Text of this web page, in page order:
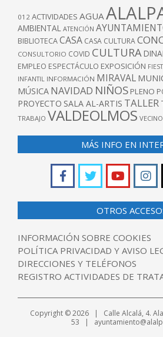
012 ACTIVIDADES AGUA
AMBIENTAL ATENCIÓN
BIBLIOTECACASA CASA CULTURA
CONSULTORIO COVID CULTURA
EMPLEO ESPECTÁCULO EXPOSICIÓN
INFANTIL INFORMACIÓN MIRAVAL
MÚSICA NAVIDAD NIÑOS PLENO
PROYECTO SALA AL-ARTIS TALLER
TRABAJO VALDEOLMOS
MÁS INFO EN
OTROS
INFORMACIÓN SOBRE COOKIES
POLÍTICA PRIVACIDAD Y AVISO
DIRECCIONES Y TELÉFONOS
REGISTRO ACTIVIDADES DE
Copyright © 2026 | Calle Alcalá, 4.
53 |